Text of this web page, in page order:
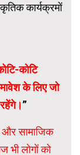
कार्यक्रमों
कोटि
के लिए जो
”
और सामाजिक
भी लोगों को